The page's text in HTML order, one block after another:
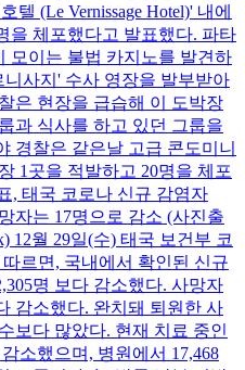
(Le Vernissage Hotel)' 내에
을 체포했다고 발표했다. 파타
모이는 불법 카지노를 발견하
사지' 수사 영장을 발부받아
은 현장을 급습해 이 도박장
과 식사를 하고 있던 그룹을
경찰은 같은날 고급 콘도미니
1곳을 적발하고 20명을 체포
, 태국 코로나 신규 감염자
자는 17명으로 감소 (사진출
12월 29일(수) 태국 보건부 코
르면, 국내에서 확인된 신규
명 보다 감소했다. 사망자
감소했다. 완치돼 퇴원한 사
보다 많았다. 현재 치료 중인
소했으며, 병원에서 17,468